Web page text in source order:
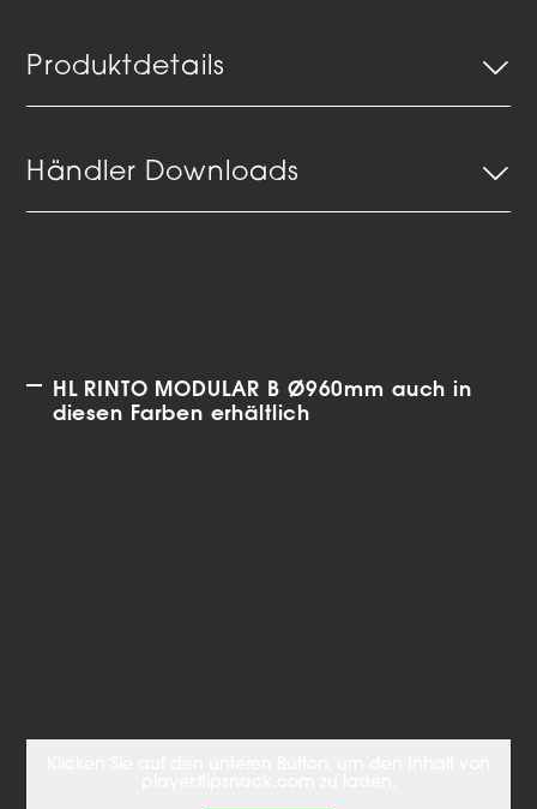
Produktdetails
Händler Downloads
HL RINTO MODULAR B Ø960mm auch in
diesen Farben erhältlich